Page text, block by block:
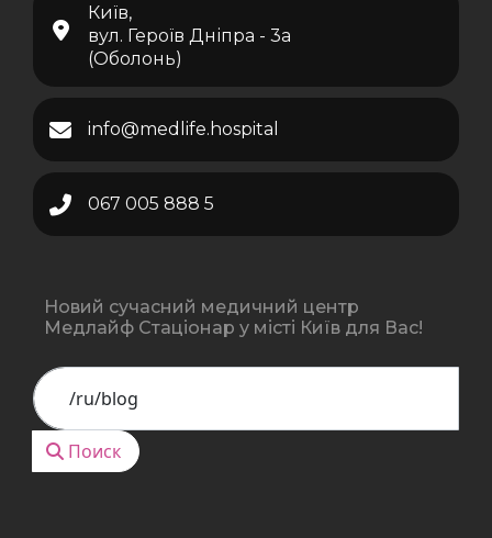
Київ,
вул. Героїв Дніпра - 3а
(Оболонь)
info@medlife.hospital
067 005 888 5
Новий сучасний медичний центр
Медлайф Стаціонар у місті Київ для Вас!
Поиск
Поиск